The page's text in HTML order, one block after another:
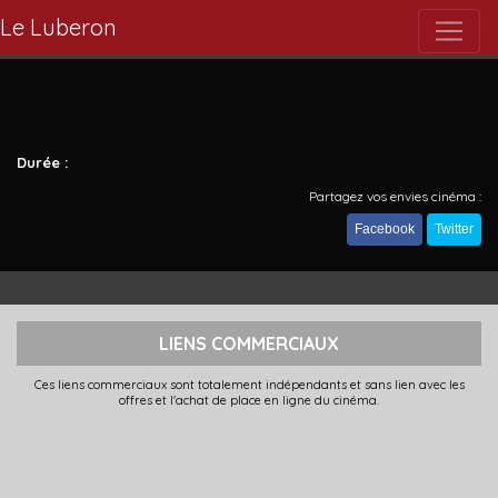
Le Luberon
Durée :
Partagez vos envies cinéma :
Facebook Twitter
LIENS COMMERCIAUX
Ces liens commerciaux sont totalement indépendants et sans lien avec les
offres et l'achat de place en ligne du cinéma.